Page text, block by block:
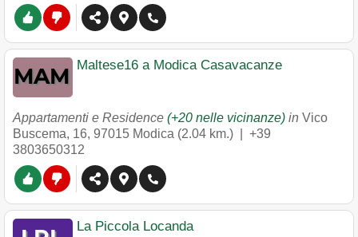
Maltese16 a Modica Casavacanze
Appartamenti e Residence (+20 nelle vicinanze) in Vico
Buscema, 16, 97015 Modica (2.04 km.) | +39
3803650312
La Piccola Locanda